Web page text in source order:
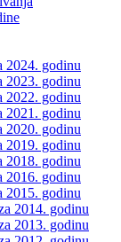
2024. godinu
2023. godinu
2022. godinu
2021. godinu
2020. godinu
2019. godinu
2018. godinu
2016. godinu
2015. godinu
2014. godinu
2013. godinu